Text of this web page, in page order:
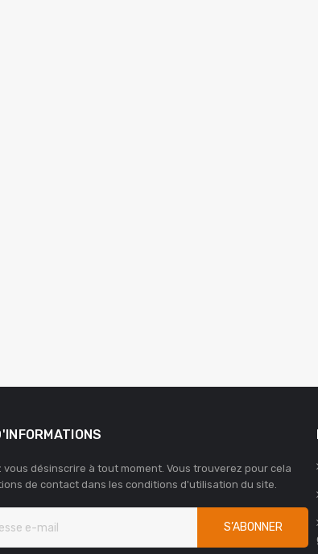
vous désinscrire à tout moment. Vous trouverez pour cela
de contact dans les conditions d'utilisation du site.
S’ABONNER